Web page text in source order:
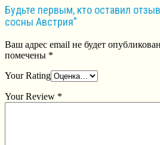
Будьте первым, кто оставил
сосны Австрия”
Ваш адрес email не будет
помечены *
Your Rating
Your Review *